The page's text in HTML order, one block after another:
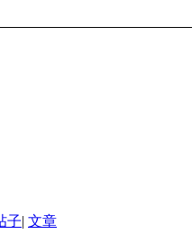
子| 文章